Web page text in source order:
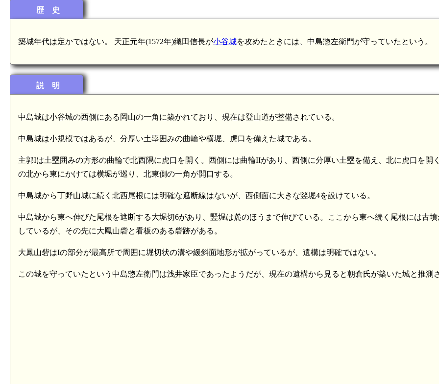
歴 史
築城年代は定かではない。 天正元年(1572年)織田信長が小谷城を攻めたときには、中島惣左衛門が守っていたという。
説 明
中島城は小谷城の西側にある岡山の一角に築かれており、現在は登山道が整備されている。
中島城は小規模ではあるが、分厚い土塁囲みの曲輪や横堀、虎口を備えた城である。
主郭Iは土塁囲みの方形の曲輪で北西隅に虎口を開く。西側には曲輪IIがあり、西側に分厚い土塁を備え、北に虎口を開
の北から東にかけては横堀が巡り、北東側の一角が開口する。
中島城から丁野山城に続く北西尾根には明確な遮断線はないが、西側面に大きな竪堀4を設けている。
中島城から東へ伸びた尾根を遮断する大堀切6があり、竪堀は麓のほうまで伸びている。ここから東へ続く尾根には古
しているが、その先に大鳳山砦と看板のある砦跡がある。
大鳳山砦はIの部分が最高所で周囲に堀切状の溝や緩斜面地形が拡がっているが、遺構は明確ではない。
この城を守っていたという中島惣左衛門は浅井家臣であったようだが、現在の遺構から見ると朝倉氏が築いた城と推測